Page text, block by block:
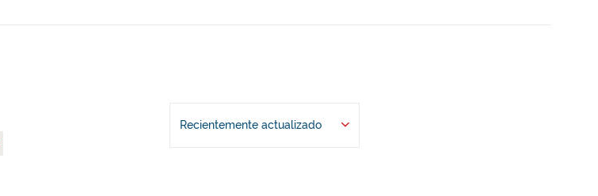
Recientemente actualizado